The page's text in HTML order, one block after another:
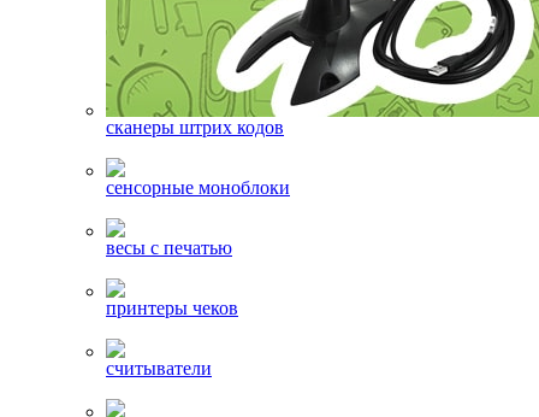
сканеры штрих кодов
сенсорные моноблоки
весы с печатью
принтеры чеков
считыватели